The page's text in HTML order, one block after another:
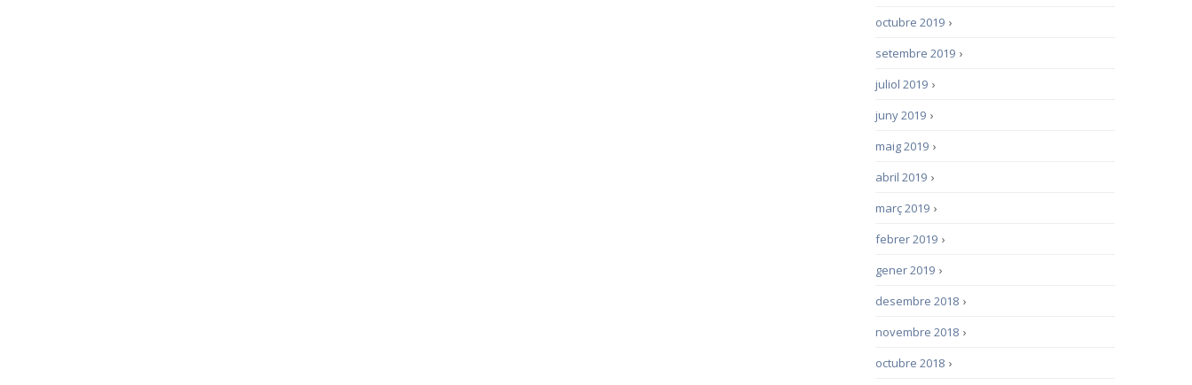
›
octubre 2019
›
setembre 2019
›
juliol 2019
›
juny 2019
›
maig 2019
›
abril 2019
›
març 2019
›
febrer 2019
›
gener 2019
›
desembre 2018
›
novembre 2018
›
octubre 2018